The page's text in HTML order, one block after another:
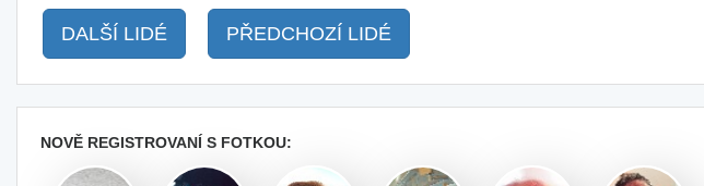
DALŠÍ LIDÉ PŘEDCHOZÍ LIDÉ
NOVĚ REGISTROVANÍ S FOTKOU: